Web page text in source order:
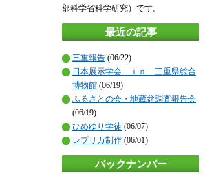
部科学省科学研究）です。
最近の記事
三重報告 (06/22)
日本展示学会 ｉｎ 三重県総合
博物館 (06/19)
ふるさとの会・地蔵盆調査報告会
(06/19)
ひめゆり学徒 (06/07)
レプリカ制作 (06/01)
バックナンバー